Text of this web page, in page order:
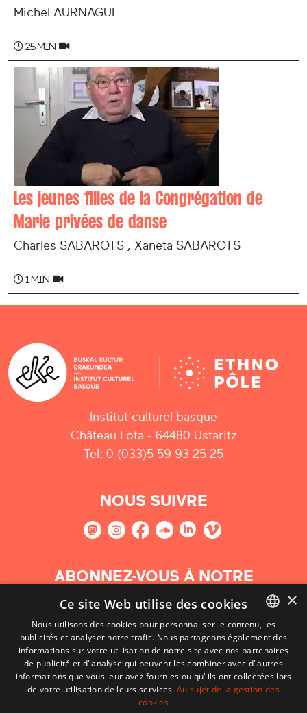
Michel AURNAGUE
25 min
Les jeunes filles de la Congrégation de
Marie privées de danse
Charles SABAROTS , Xaneta SABAROTS
1 min
Institut culturel basque
Château Lota - 64480 Ustaritz
Tel: 0 (033)5 59 93 25 25
NOUS SUIVRE
ABONNEZ-VOUS À NOTRE
NEWSLETTER
S'abonner
BASQUE
FRENCH
×
Ce site Web utilise des cookies
Nous utilisons des cookies pour personnaliser le contenu, les
publicités et analyser notre trafic. Nous partageons également des
informations sur votre utilisation de notre site avec nos partenaires
de publicité et d"analyse qui peuvent les combiner avec d"autres
informations que vous leur avez fournies ou qu"ils ont collectées lors
de votre utilisation de leurs services.Au sujet de la gestion des
cookies